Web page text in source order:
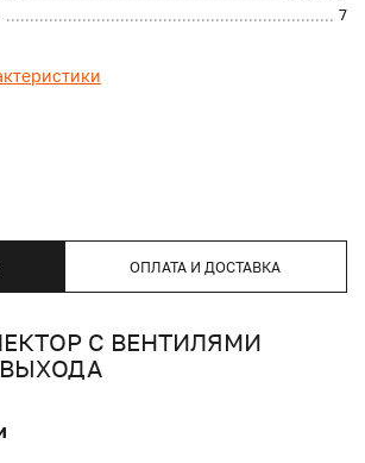
7
ОПЛАТА И ДОСТАВКА
С ВЕНТИЛЯМИ